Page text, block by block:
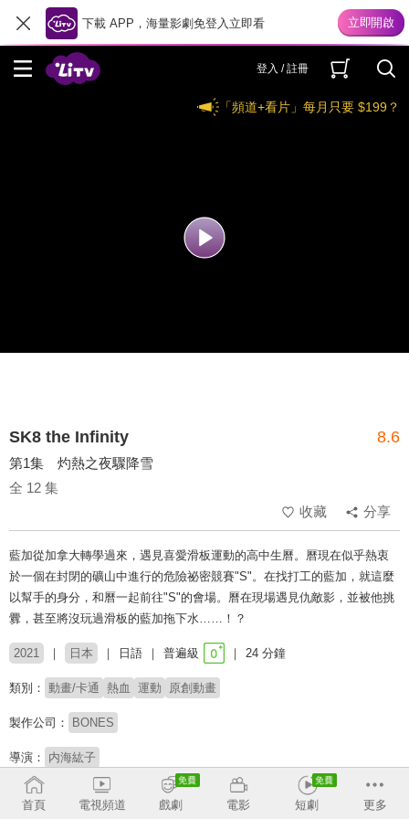
下載 APP，海量影劇免登入立即看
登入 / 註冊
「頻道+看片」每月只要 $199？
SK8 the Infinity 8.6
第1集 灼熱之夜驟降雪
全 12 集
收藏
分享
藍加從加拿大轉學過來，遇見喜愛滑板運動的高中生曆。曆現在似乎熱衷
於一個在封閉的礦山中進行的危險祕密競賽"S"。在找打工的藍加，就這麼
以幫手的身分，和曆一起前往"S"的會場。曆在現場遇見仇敵影，並被他挑
釁，甚至將沒玩過滑板的藍加拖下水……！？
2021 日本 日語 普遍級 24 分鐘
類別： 動畫/卡通 熱血 運動 原創動畫
製作公司： BONES
導演： 内海紘子
配音： 小林千晃
永塚拓馬
首頁
電視頻道 戲劇 電影 短劇 更多